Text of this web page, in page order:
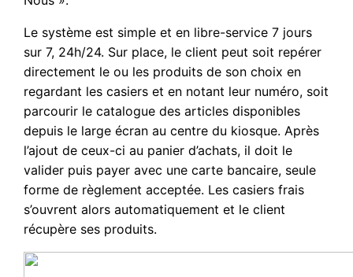
Le système est simple et en libre-service 7 jours
sur 7, 24h/24. Sur place, le client peut soit repérer
directement le ou les produits de son choix en
regardant les casiers et en notant leur numéro, soit
parcourir le catalogue des articles disponibles
depuis le large écran au centre du kiosque. Après
l’ajout de ceux-ci au panier d’achats, il doit le
valider puis payer avec une carte bancaire, seule
forme de règlement acceptée. Les casiers frais
s’ouvrent alors automatiquement et le client
récupère ses produits.